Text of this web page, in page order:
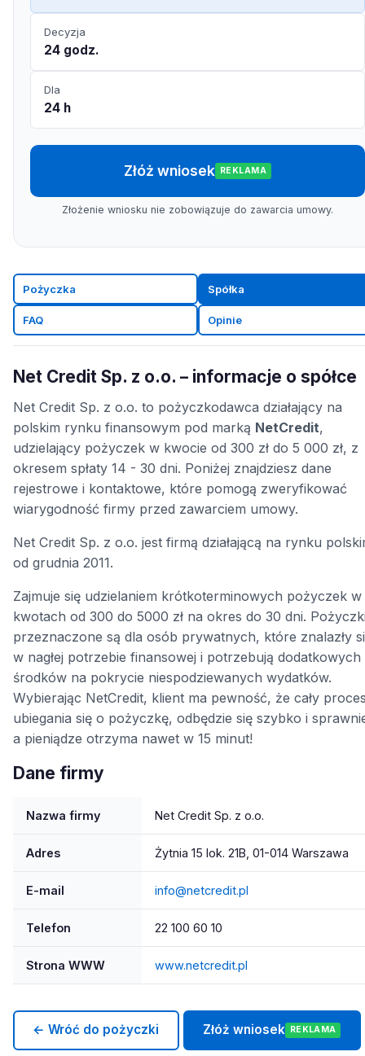
Decyzja
24 godz.
Dla
24 h
Złóż wniosek REKLAMA
Złożenie wniosku nie zobowiązuje do zawarcia umowy.
Pożyczka Spółka
FAQ Opinie
Net Credit Sp. z o.o. – informacje o spółce
Net Credit Sp. z o.o. to pożyczkodawca działający na
polskim rynku finansowym pod marką NetCredit,
udzielający pożyczek w kwocie od 300 zł do 5 000 zł, z
okresem spłaty 14 - 30 dni. Poniżej znajdziesz dane
rejestrowe i kontaktowe, które pomogą zweryfikować
wiarygodność firmy przed zawarciem umowy.
Net Credit Sp. z o.o. jest firmą działającą na rynku
od grudnia 2011.
Zajmuje się udzielaniem krótkoterminowych pożyczek w
kwotach od 300 do 5000 zł na okres do 30 dni.
przeznaczone są dla osób prywatnych, które znalazły
w nagłej potrzebie finansowej i potrzebują dodatkowych
środków na pokrycie niespodziewanych wydatków.
Wybierając NetCredit, klient ma pewność, że cały
ubiegania się o pożyczkę, odbędzie się szybko i
a pieniądze otrzyma nawet w 15 minut!
Dane firmy
Nazwa firmy Net Credit Sp. z o.o.
Adres Żytnia 15 lok. 21B, 01-014 Warszawa
E-mail info@netcredit.pl
Telefon 22 100 60 10
Strona WWW www.netcredit.pl
← Wróć do pożyczki Złóż wniosek REKLAMA